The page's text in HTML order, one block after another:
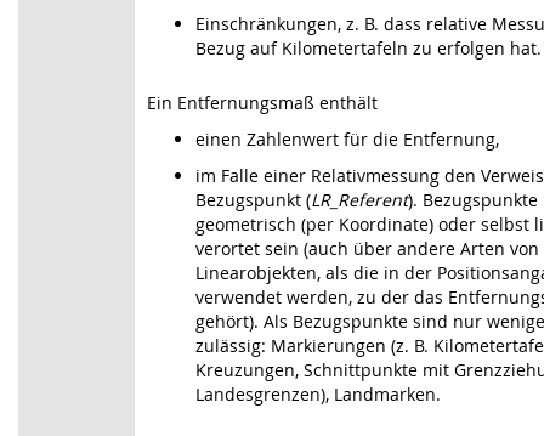
Einschränkungen, z. B. dass relative
Bezug auf Kilometertafeln zu erfolgen hat.
Ein Entfernungsmaß enthält
einen Zahlenwert für die Entfernung,
im Falle einer Relativmessung den
Bezugspunkt (LR_Referent).
geometrisch (per Koordinate) oder selbst
verortet sein (auch über andere Arten von
Linearobjekten, als die in der
verwendet werden, zu der das
gehört). Als Bezugspunkte sind nur
zulässig: Markierungen (z. B.
Kreuzungen, Schnittpunkte mit
Landesgrenzen), Landmarken.